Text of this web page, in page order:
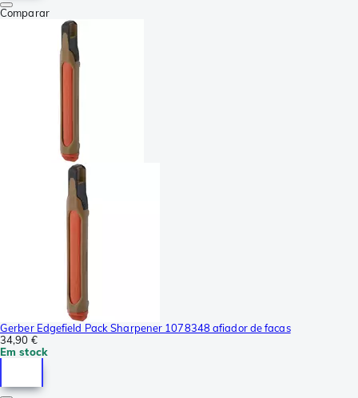
Comparar
Gerber Edgefield Pack Sharpener 1078348 afiador de facas
34,90 €
Em stock